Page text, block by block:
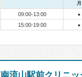
月
09:00-13:00 ●
15:00-19:00
●
南流山駅前クリニッ